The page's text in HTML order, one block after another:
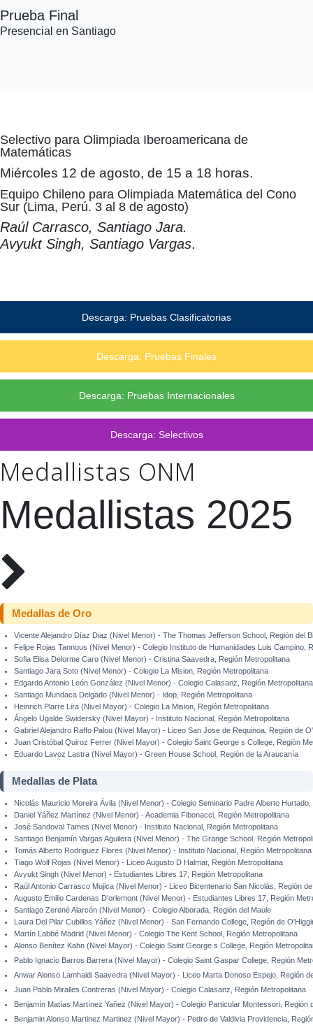
Prueba Final
Presencial en Santiago
Selectivo para Olimpiada Iberoamericana de
Matemáticas
Miércoles 12 de agosto, de 15 a 18 horas.
Equipo Chileno para Olimpiada Matemática del Cono
Sur (Lima, Perú. 3 al 8 de agosto)
Raúl Carrasco, Santiago Jara.
Avyukt Singh, Santiago Vargas.
Descarga: Pruebas Clasificatorias
Descarga: Pruebas Finales
Descarga: Pruebas Internacionales
Descarga: Selectivos
Medallistas ONM
Medallistas 2025
Medallas de Oro
Vicente Alejandro Díaz Diaz (Nivel Menor) - The Thomas Jefferson School, Región del
Felipe Rojas Tannous (Nivel Menor) - Colegio Instituto de Humanidades Luis Campino,
Sofia Elisa Delorme Caro (Nivel Menor) - Cristina Saavedra, Región Metropolitana
Santiago Jara Soto (Nivel Menor) - Colegio La Mision, Región Metropolitana
Edgardo Antonio León González (Nivel Menor) - Colegio Calasanz, Región Metropolitana
Santiago Mundaca Delgado (Nivel Menor) - Idop, Región Metropolitana
Heinrich Plarre Lira (Nivel Mayor) - Colegio La Mision, Región Metropolitana
Ángelo Ugalde Swidersky (Nivel Mayor) - Instituto Nacional, Región Metropolitana
Gabriel Alejandro Raffo Palou (Nivel Mayor) - Liceo San Jose de Requinoa, Región de
Juan Cristóbal Quiroz Ferrer (Nivel Mayor) - Colegio Saint George s College, Región
Eduardo Lavoz Lastra (Nivel Mayor) - Green House School, Región de la Araucanía
Medallas de Plata
Nicolás Mauricio Moreira Ávila (Nivel Menor) - Colegio Seminario Padre Alberto
Daniel Yáñez Martínez (Nivel Menor) - Academia Fibonacci, Región Metropolitana
José Sandoval Tames (Nivel Menor) - Instituto Nacional, Región Metropolitana
Santiago Benjamín Vargas Aguilera (Nivel Menor) - The Grange School, Región
Tomás Alberto Rodriguez Flores (Nivel Menor) - Instituto Nacional, Región Metropolitana
Tiago Wolf Rojas (Nivel Menor) - Liceo Augusto D Halmar, Región Metropolitana
Avyukt Singh (Nivel Menor) - Estudiantes Libres 17, Región Metropolitana
Raúl Antonio Carrasco Mujica (Nivel Menor) - Liceo Bicentenario San Nicolás, Región
Augusto Emilio Cardenas D'orlemont (Nivel Menor) - Estudiantes Libres 17, Región
Santiago Zerené Alarcón (Nivel Menor) - Colegio Alborada, Región del Maule
Laura Del Pilar Cubillos Yáñez (Nivel Menor) - San Fernando College, Región de
Martín Labbé Madrid (Nivel Menor) - Colegio The Kent School, Región Metropolitana
Alonso Benítez Kahn (Nivel Mayor) - Colegio Saint George s College, Región
Pablo Ignacio Barros Barrera (Nivel Mayor) - Colegio Saint Gaspar College, Región
Anwar Alonso Lamhaidi Saavedra (Nivel Mayor) - Liceo Marta Donoso Espejo, Región
Juan Pablo Miralles Contreras (Nivel Mayor) - Colegio Calasanz, Región Metropolitana
Benjamín Matías Martínez Yañez (Nivel Mayor) - Colegio Particular Montessori, Región
Benjamin Alonso Martinez Martinez (Nivel Mayor) - Pedro de Valdivia Providencia,